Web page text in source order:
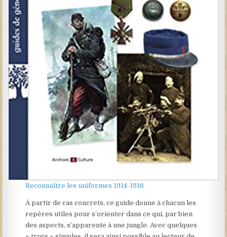
Reconnaître les uniformes 1914-1918
À partir de cas concrets, ce guide donne à chacun les
repères utiles pour s’orienter dans ce qui, par bien
des aspects, s’apparente à une jungle. Avec quelques